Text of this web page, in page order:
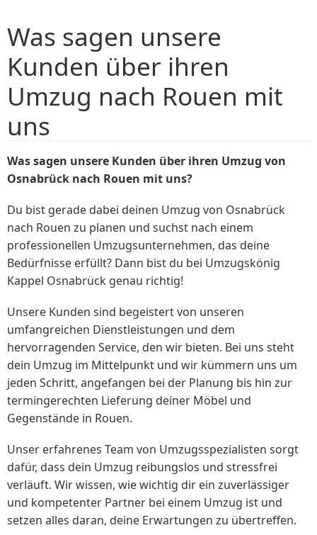
Was sagen unsere
Kunden über ihren
Umzug nach Rouen mit
uns
Was sagen unsere Kunden über ihren Umzug von
Osnabrück nach Rouen mit uns?
Du bist gerade dabei deinen Umzug von Osnabrück
nach Rouen zu planen und suchst nach einem
professionellen Umzugsunternehmen, das deine
Bedürfnisse erfüllt? Dann bist du bei Umzugskönig
Kappel Osnabrück genau richtig!
Unsere Kunden sind begeistert von unseren
umfangreichen Dienstleistungen und dem
hervorragenden Service, den wir bieten. Bei uns steht
dein Umzug im Mittelpunkt und wir kümmern uns um
jeden Schritt, angefangen bei der Planung bis hin zur
termingerechten Lieferung deiner Möbel und
Gegenstände in Rouen.
Unser erfahrenes Team von Umzugsspezialisten sorgt
dafür, dass dein Umzug reibungslos und stressfrei
verläuft. Wir wissen, wie wichtig dir ein zuverlässiger
und kompetenter Partner bei einem Umzug ist und
setzen alles daran, deine Erwartungen zu übertreffen.